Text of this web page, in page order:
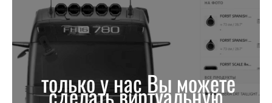
только у нас Вы можете
сделать виртуальную